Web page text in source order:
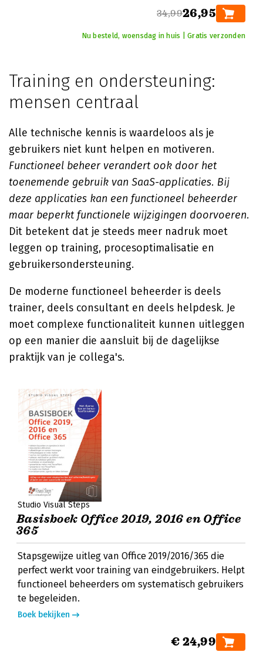
34,9926,95
Nu besteld, woensdag in huis | Gratis verzonden
Training en ondersteuning:
mensen centraal
Alle technische kennis is waardeloos als je
gebruikers niet kunt helpen en motiveren.
Functioneel beheer verandert ook door het
toenemende gebruik van SaaS-applicaties. Bij
deze applicaties kan een functioneel beheerder
maar beperkt functionele wijzigingen doorvoeren.
Dit betekent dat je steeds meer nadruk moet
leggen op training, procesoptimalisatie en
gebruikersondersteuning.
De moderne functioneel beheerder is deels
trainer, deels consultant en deels helpdesk. Je
moet complexe functionaliteit kunnen uitleggen
op een manier die aansluit bij de dagelijkse
praktijk van je collega's.
Studio Visual Steps
Basisboek Office 2019, 2016 en Office
365
Stapsgewijze uitleg van Office 2019/2016/365 die
perfect werkt voor training van eindgebruikers. Helpt
functioneel beheerders om systematisch gebruikers
te begeleiden.
Boek bekijken
€ 24,99